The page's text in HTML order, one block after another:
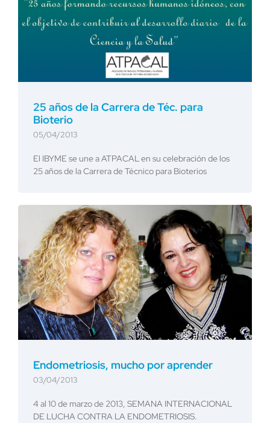
25 años de la Carrera de Téc. para
Bioterio
05/04/2013
El IBYME se une a ATPACAL en su celebración de los
25 años de la Carrera de Técnico para Bioterios
Endometriosis, mucho por aprender
03/04/2013
4 al 10 de marzo de 2013, SEMANA INTERNACIONAL
DE LUCHA CONTRA LA ENDOMETRIOSIS.